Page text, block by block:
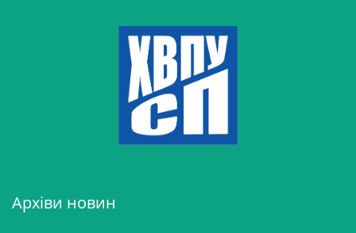
Архіви новин